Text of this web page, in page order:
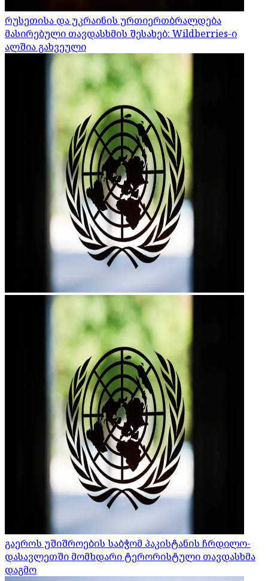
რუსეთისა და უკრაინის ურთიერთბრალდება
მასირებული თავდასხმის შესახებ: Wildberries-ი
ალშია გახვეული
გაეროს უშიშროების საბჭომ პაკისტანის ჩრდილო-
დასავლეთში მომხდარი ტერორისტული თავდასხმა
დაგმო